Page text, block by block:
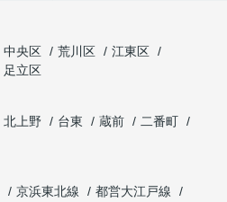
中央区 荒川区
江東区
足立区
北上野 台東 蔵前
二番町
京浜東北線
都営大江戸線